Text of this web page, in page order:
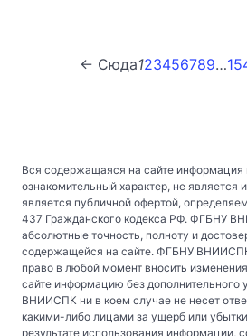
← Сюда123456789…
Вся содержащаяся на сайте информация
ознакомительный характер, не
является публичной офертой,
437 Гражданского кодекса РФ. ФГБНУ
абсолютные точность, полноту и
содержащейся на сайте. ФГБНУ
право в любой момент вносить
сайте информацию без
ВНИИСПК ни в коем случае не несет
какими-либо лицами за ущерб или
результате использования информации,